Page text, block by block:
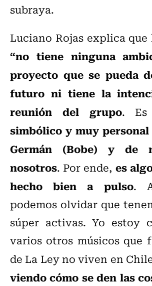
subraya.
Luciano Rojas explica
“no tiene ninguna
proyecto que se pueda
futuro ni tiene la
reunión del grupo.
simbólico y muy
Germán (Bobe) y de
nosotros. Por ende, es
hecho bien a pulso.
podemos olvidar que
súper activas. Yo estoy
varios otros músicos que
de La Ley no viven en
viendo cómo se den las